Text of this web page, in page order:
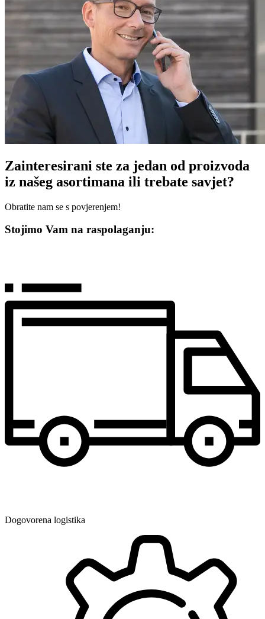
Zainteresirani ste za jedan od proizvoda
iz našeg asortimana ili trebate savjet?
Obratite nam se s povjerenjem!
Stojimo Vam na raspolaganju:
Dogovorena logistika